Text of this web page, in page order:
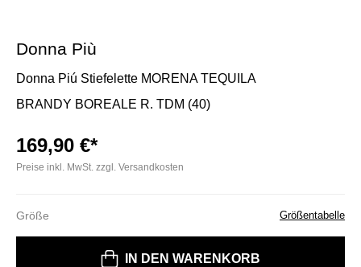
Donna Più
Donna Piú Stiefelette MORENA TEQUILA
BRANDY BOREALE R. TDM (40)
169,90 €*
Preise inkl. MwSt. zzgl. Versandkosten
Größe Größentabelle
IN DEN WARENKORB